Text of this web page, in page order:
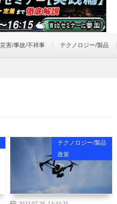
災害/事故/不祥事 テクノロジー/製品
テクノロジー/製品
政策